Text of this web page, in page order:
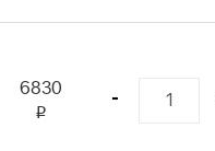
6830
i
-